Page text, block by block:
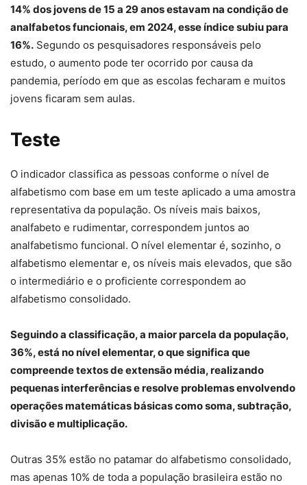
14% dos jovens de 15 a 29 anos estavam na condição de
analfabetos funcionais, em 2024, esse índice subiu para
16%. Segundo os pesquisadores responsáveis pelo
estudo, o aumento pode ter ocorrido por causa da
pandemia, período em que as escolas fecharam e muitos
jovens ficaram sem aulas.
Teste
O indicador classifica as pessoas conforme o nível de
alfabetismo com base em um teste aplicado a uma amostra
representativa da população. Os níveis mais baixos,
analfabeto e rudimentar, correspondem juntos ao
analfabetismo funcional. O nível elementar é, sozinho, o
alfabetismo elementar e, os níveis mais elevados, que são
o intermediário e o proficiente correspondem ao
alfabetismo consolidado.
Seguindo a classificação, a maior parcela da população,
36%, está no nível elementar, o que significa que
compreende textos de extensão média, realizando
pequenas interferências e resolve problemas envolvendo
operações matemáticas básicas como soma, subtração,
divisão e multiplicação.
Outras 35% estão no patamar do alfabetismo consolidado,
mas apenas 10% de toda a população brasileira estão no